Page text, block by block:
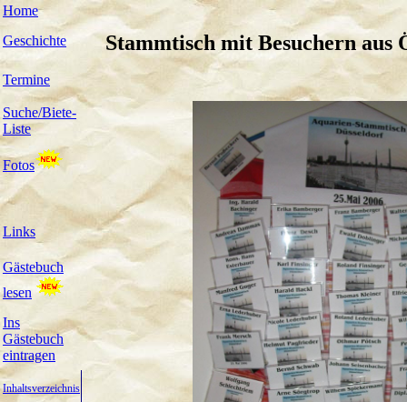
Home
Geschichte
Termine
Suche/Biete-
Liste
Fotos
Links
Gästebuch
lesen
Ins
Gästebuch
eintragen
Inhaltsverzeichnis
Stammtisch mit Besuchern aus